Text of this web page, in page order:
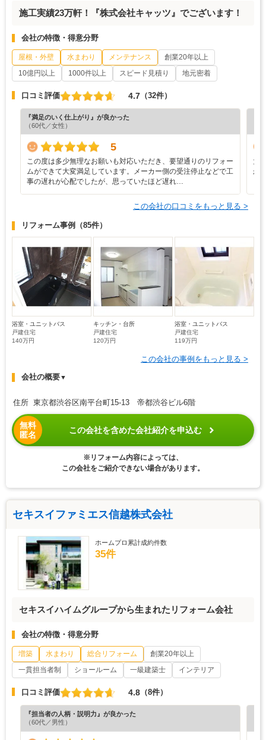
施工実績23万軒！『株式会社キャッツ』でございます！
会社の特徴・得意分野
屋根・外壁 水まわり メンテナンス
創業20年以上
10億円以上
1000件以上 スピード見積り 地元密着
口コミ評価 4.7 （32件）
『満足のいく仕上がり』が良かった
（60代／女性）
5
この度は多少無理なお願いも対応いただき、要望通りのリフォー
ムができて大変満足しています。メーカー側の受注停止などで工
事の遅れが心配でしたが、思っていたほど遅れ…
大
か
この会社の口コミをもっと見る >
リフォーム事例 （85件）
浴室・ユニットバス
戸建住宅
140万円
キッチン・台所
戸建住宅
120万円
浴室・ユニットバス
戸建住宅
119万円
この会社の事例をもっと見る >
会社の概要▼
住所 東京都渋谷区南平台町15-13 帝都渋谷ビル6階
無料
匿名
この会社を含めた会社紹介を申込む
※リフォーム内容によっては、
この会社をご紹介できない場合があります。
セキスイファミエス信越株式会社
ホームプロ累計成約件数
35件
セキスイハイムグループから生まれたリフォーム会社
会社の特徴・得意分野
増築 水まわり 総合リフォーム
創業20年以上
一貫担当者制
ショールーム 一級建築士 インテリア
口コミ評価 4.8 （8件）
『担当者の人柄・説明力』が良かった
（60代／男性）